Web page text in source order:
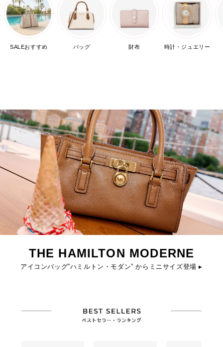
SALEおすすめ バッグ 財布 時計・ジュエリー
THE HAMILTON MODERNE
アイコンバッグ”ハミルトン・モダン” からミニサイズ登場 ▸